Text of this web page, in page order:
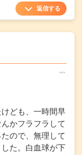
返信する
○ ○ ○
ども、一時間早
かフラフラして
ので、無理して
た。白血球が下